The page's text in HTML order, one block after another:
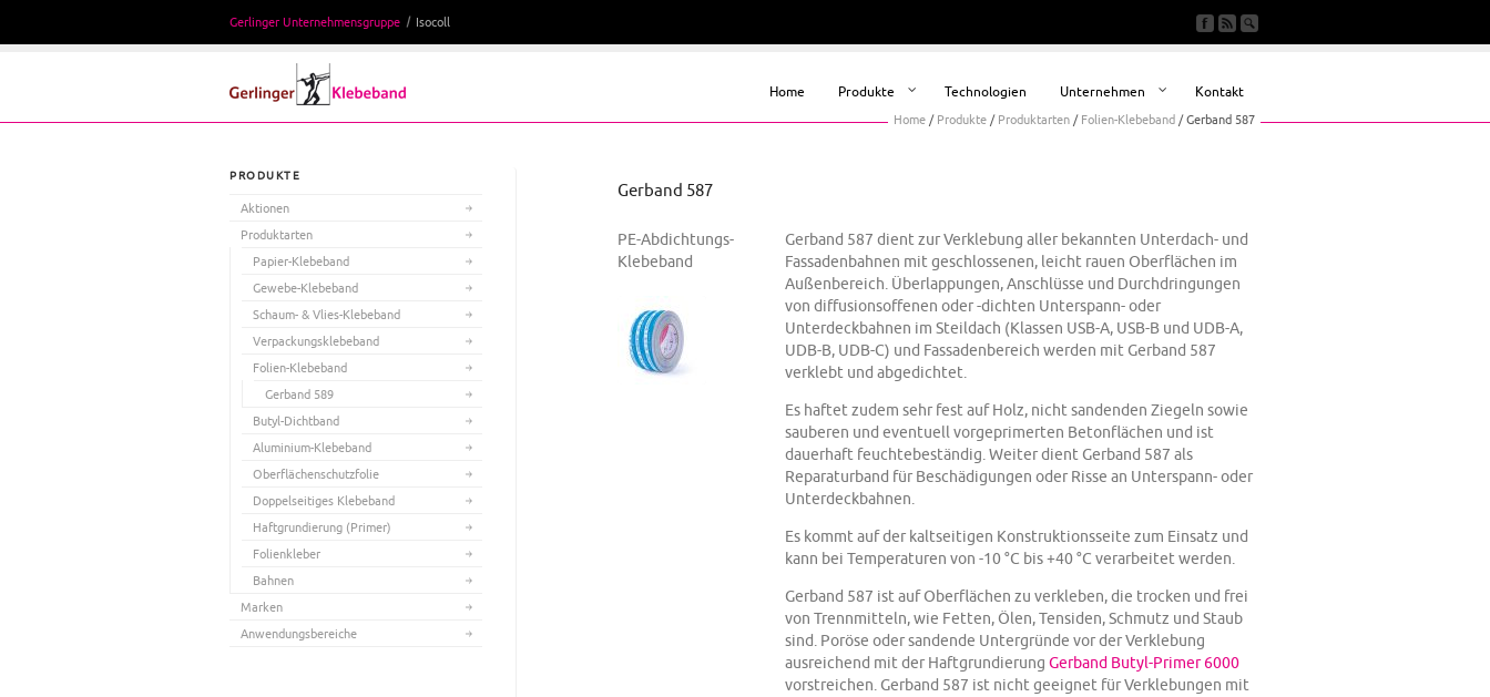
Gerlinger Unternehmensgruppe Isocoll
Home Produkte Technologien Unternehmen Kontakt
Home / Produkte / Produktarten / Folien-Klebeband /Gerband 587
Gerband 587
PE-Abdichtungs-
Klebeband
Gerband 587 dient zur Verklebung aller bekannten Unterdach- und
Fassadenbahnen mit geschlossenen, leicht rauen Oberflächen im
Außenbereich. Überlappungen, Anschlüsse und Durchdringungen
von diffusionsoffenen oder -dichten Unterspann- oder
Unterdeckbahnen im Steildach (Klassen USB-A, USB-B und UDB-A,
UDB-B, UDB-C) und Fassadenbereich werden mit Gerband 587
verklebt und abgedichtet.
Es haftet zudem sehr fest auf Holz, nicht sandenden Ziegeln sowie
sauberen und eventuell vorgeprimerten Betonflächen und ist
dauerhaft feuchtebeständig. Weiter dient Gerband 587 als
Reparaturband für Beschädigungen oder Risse an Unterspann- oder
Unterdeckbahnen.
Es kommt auf der kaltseitigen Konstruktionsseite zum Einsatz und
kann bei Temperaturen von -10 °C bis +40 °C verarbeitet werden.
Gerband 587 ist auf Oberflächen zu verkleben, die trocken und frei
von Trennmitteln, wie Fetten, Ölen, Tensiden, Schmutz und Staub
sind. Poröse oder sandende Untergründe vor der Verklebung
ausreichend mit der Haftgrundierung Gerband Butyl-Primer 6000
vorstreichen. Gerband 587 ist nicht geeignet für Verklebungen mit
PRODUKTE
Aktionen
Produktarten
Papier-Klebeband
Gewebe-Klebeband
Schaum- & Vlies-Klebeband
Verpackungsklebeband
Folien-Klebeband
Gerband 589
Butyl-Dichtband
Aluminium-Klebeband
Oberflächenschutzfolie
Doppelseitiges Klebeband
Haftgrundierung (Primer)
Folienkleber
Bahnen
Marken
Anwendungsbereiche